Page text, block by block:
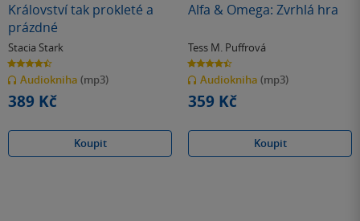
Království tak prokleté a
prázdné
Stacia Stark
4.5
z
5
hvězdiček
Audiokniha (mp3)
389 Kč
Koupit
Alfa & Omega: Zvrhlá hra
Tess M. Puffrová
4.4
z
5
hvězdiček
Audiokniha (mp3)
359 Kč
Koupit